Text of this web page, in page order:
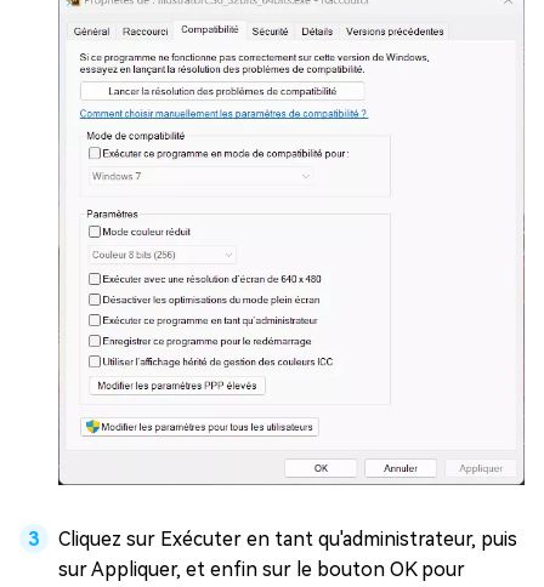
Cliquez sur Exécuter en tant qu'administrateur, puis
sur Appliquer, et enfin sur le bouton OK pour